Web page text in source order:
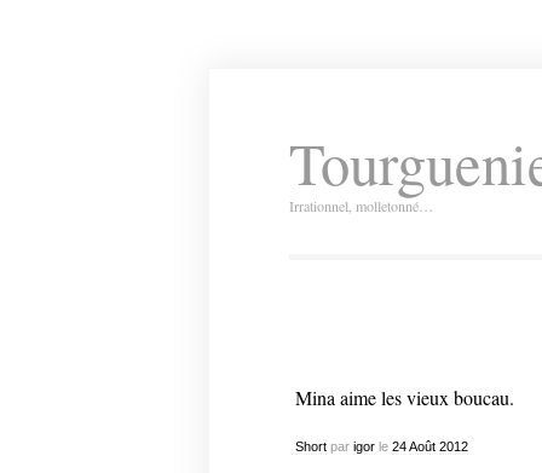
Irrationnel, molletonné…
Mina aime les vieux boucau.
Shortpar igorle 24 Août 2012